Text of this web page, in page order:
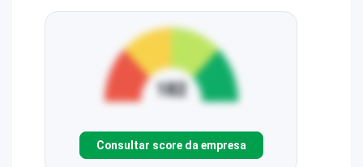
Consultar score da empresa